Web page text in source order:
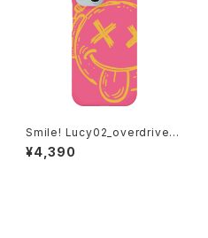
Smile! Lucy02_overdrive_P
ink spider iPhoneケース 10
20-241126098
¥4,390